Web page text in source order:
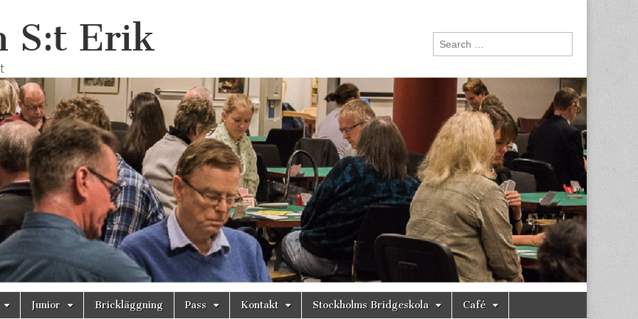
S:t Erik
Search
for:
Junior Brickläggning Pass Kontakt Stockholms Bridgeskola Café